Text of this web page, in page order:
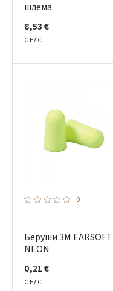
шлема
8,53 €
С НДС
0
Беруши 3M EARSOFT
NEON
0,21 €
С НДС